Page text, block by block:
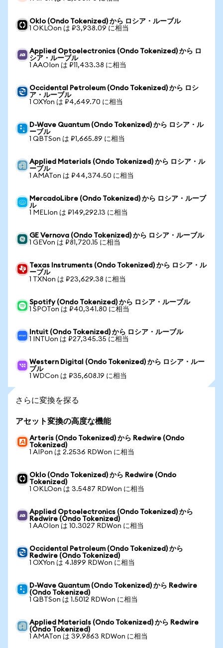
Oklo (Ondo Tokenized) から ロシア・ルーブル
1 OKLOon は ₽3,938.09 に相当
Applied Optoelectronics (Ondo Tokenized) から ロ
シア・ルーブル
1 AAOIon は ₽11,433.38 に相当
Occidental Petroleum (Ondo Tokenized) から ロシ
ア・ルーブル
1 OXYon は ₽4,649.70 に相当
D-Wave Quantum (Ondo Tokenized) から ロシア・ル
ーブル
1 QBTSon は ₽1,665.89 に相当
Applied Materials (Ondo Tokenized) から ロシア・ル
ーブル
1 AMATon は ₽44,374.50 に相当
MercadoLibre (Ondo Tokenized) から ロシア・ルーブ
ル
1 MELIon は ₽149,292.13 に相当
GE Vernova (Ondo Tokenized) から ロシア・ルーブル
1 GEVon は ₽81,720.15 に相当
Texas Instruments (Ondo Tokenized) から ロシア・ル
ーブル
1 TXNon は ₽23,629.38 に相当
Spotify (Ondo Tokenized) から ロシア・ルーブル
1 SPOTon は ₽40,341.80 に相当
Intuit (Ondo Tokenized) から ロシア・ルーブル
1 INTUon は ₽27,345.35 に相当
Western Digital (Ondo Tokenized) から ロシア・ルー
ブル
1 WDCon は ₽35,608.19 に相当
さらに変換を探る
アセット変換の高度な機能
Arteris (Ondo Tokenized) から Redwire (Ondo
Tokenized)
1 AIPon は 2.2536 RDWon に相当
Oklo (Ondo Tokenized) から Redwire (Ondo
Tokenized)
1 OKLOon は 3.5487 RDWon に相当
Applied Optoelectronics (Ondo Tokenized) から
Redwire (Ondo Tokenized)
1 AAOIon は 10.3027 RDWon に相当
Occidental Petroleum (Ondo Tokenized) から
Redwire (Ondo Tokenized)
1 OXYon は 4.1899 RDWon に相当
D-Wave Quantum (Ondo Tokenized) から Redwire
(Ondo Tokenized)
1 QBTSon は 1.5012 RDWon に相当
Applied Materials (Ondo Tokenized) から Redwire
(Ondo Tokenized)
1 AMATon は 39.9863 RDWon に相当